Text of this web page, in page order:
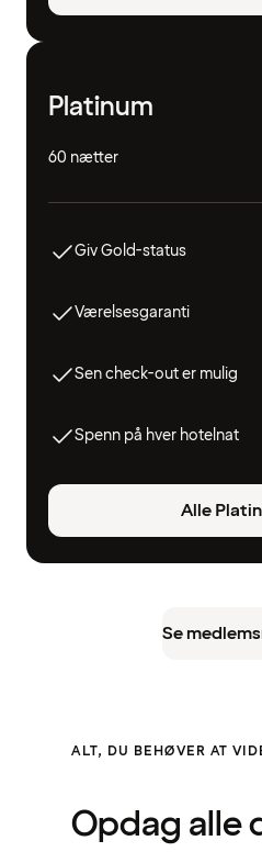
Platinum
60 nætter
Giv Gold-status
Værelsesgaranti
Sen check-out er mulig
Spenn på hver hotelnat
Alle
Se
ALT, DU BEHØVER AT
Opdag alle